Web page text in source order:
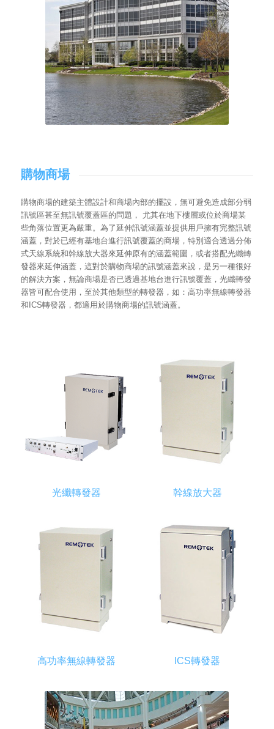
購物商場
購物商場的建築主體設計和商場內部的擺設，無可避免造成部分弱
訊號區甚至無訊號覆蓋區的問題， 尤其在地下樓層或位於商場某
些角落位置更為嚴重。為了延伸訊號涵蓋並提供用戶擁有完整訊號
涵蓋，對於已經有基地台進行訊號覆蓋的商場，特別適合透過分佈
式天線系統和幹線放大器來延伸原有的涵蓋範圍，或者搭配光纖轉
發器來延伸涵蓋，這對於購物商場的訊號涵蓋來說，是另一種很好
的解決方案，無論商場是否已透過基地台進行訊號覆蓋，光纖轉發
器皆可配合使用，至於其他類型的轉發器，如：高功率無線轉發器
和ICS轉發器，都適用於購物商場的訊號涵蓋。
光纖轉發器 幹線放大器
高功率無線轉發器 ICS轉發器